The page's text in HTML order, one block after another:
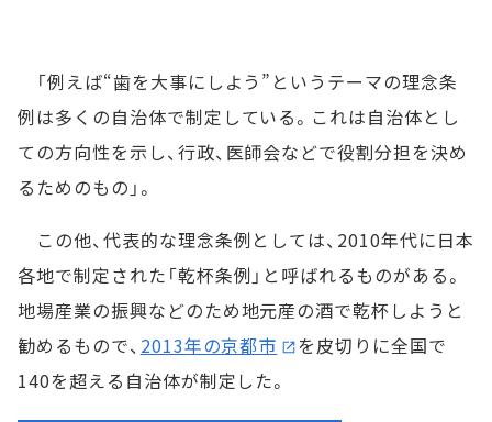
「例えば“歯を大事にしよう”というテーマの理念条
例は多くの自治体で制定している。これは自治体とし
ての方向性を示し、行政、医師会などで役割分担を決め
るためのもの」。
この他、代表的な理念条例としては、2010年代に日本
各地で制定された「乾杯条例」と呼ばれるものがある。
地場産業の振興などのため地元産の酒で乾杯しようと
勧めるもので、 2013年の京都市
を皮切りに全国で
140を超える自治体が制定した。